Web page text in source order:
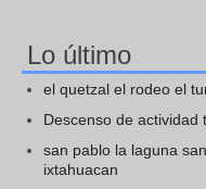
Lo último
el quetzal el rodeo el
Descenso de actividad
san pablo la laguna
ixtahuacan